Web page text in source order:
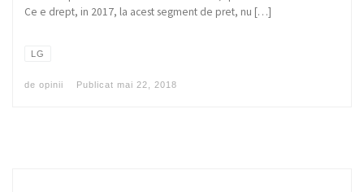
Ce e drept, in 2017, la acest segment de pret, nu […]
LG
de opinii Publicat mai 22, 2018